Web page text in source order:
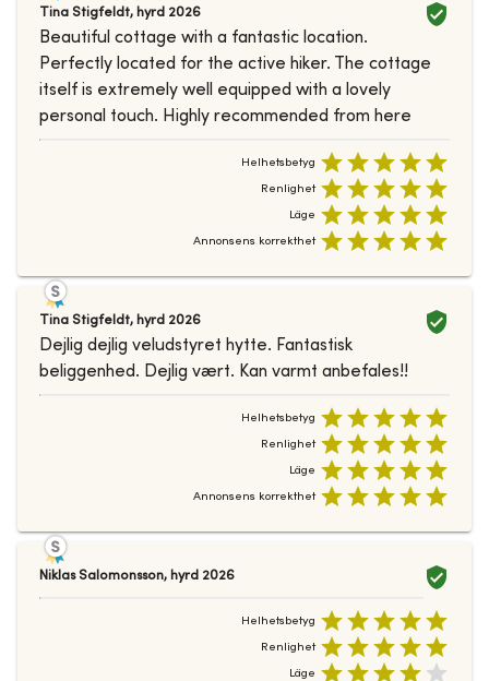
Tina Stigfeldt, hyrd 2026
Beautiful cottage with a fantastic location.
Perfectly located for the active hiker. The cottage
itself is extremely well equipped with a lovely
personal touch. Highly recommended from here
Helhetsbetyg
Renlighet
Läge
Annonsens korrekthet
Tina Stigfeldt, hyrd 2026
Dejlig dejlig veludstyret hytte. Fantastisk
beliggenhed. Dejlig vært. Kan varmt anbefales!!
Helhetsbetyg
Renlighet
Läge
Annonsens korrekthet
Niklas Salomonsson, hyrd 2026
Helhetsbetyg
Renlighet
Läge